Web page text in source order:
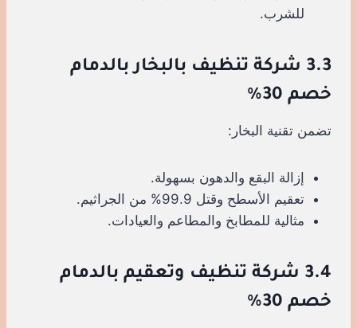
للشرب.
3.3 شركة تنظيف بالبخار بالدمام
خصم 30%
تضمن تقنية البخار:
إزالة البقع والدهون بسهولة.
تعقيم الأسطح وقتل 99.9% من الجراثيم.
مثالية للمطابخ والمطاعم والعيادات.
3.4 شركة تنظيف وتعقيم بالدمام
خصم 30%